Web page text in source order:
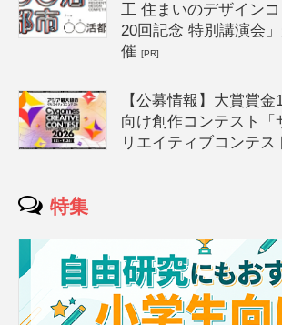
工 住まいのデザイン
20回記念 特別講演会
催[PR]
【公募情報】大賞賞
向け創作コンテスト「
リエイティブコンテス
特集